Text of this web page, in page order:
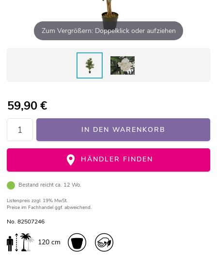
Zum Vergrößern: Doppelklick oder aufziehen
59,90€
IN DEN WARENKORB
HÄNDLER FINDEN
Bestand reicht ca. 12 Wo.
Listenpreis zzgl. 19% MwSt.
Preise im Fachhandel ggf. abweichend.
No. 82507246
120 cm